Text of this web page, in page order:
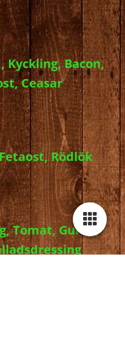
Kyckling, Bacon,
Ceasar
Rödlök
Tomat, Gurka,